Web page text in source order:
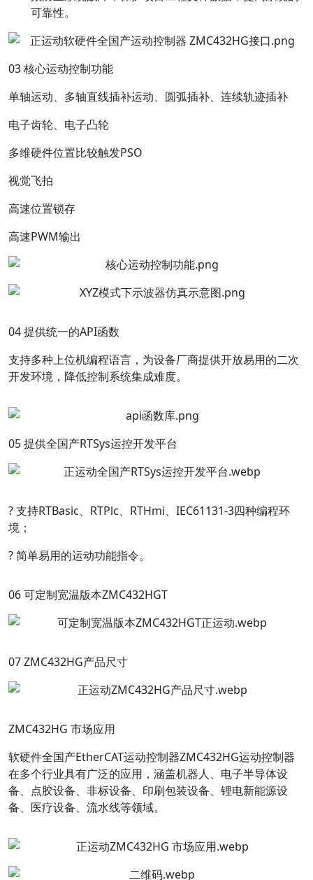
可靠性。
03 核心运动控制功能
单轴运动、多轴直线插补运动、圆弧插补、连续轨迹插补
电子齿轮、电子凸轮
多维硬件位置比较触发PSO
视觉飞拍
高速位置锁存
高速PWM输出
04 提供统一的API函数
支持多种上位机编程语言，为设备厂商提供开放易用的二次
开发环境，降低控制系统集成难度。
05 提供全国产RTSys运控开发平台
?支持RTBasic、RTPlc、RTHmi、IEC61131-3四种编程环
境；
?简单易用的运动功能指令。
06 可定制宽温版本ZMC432HGT
07 ZMC432HG产品尺寸
ZMC432HG 市场应用
软硬件全国产EtherCAT运动控制器ZMC432HG运动控制器
在多个行业具有广泛的应用，涵盖机器人、电子半导体设
备、点胶设备、非标设备、印刷包装设备、锂电新能源设
备、医疗设备、流水线等领域。